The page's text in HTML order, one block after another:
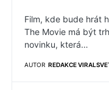
Film, kde bude hrát
The Movie má být
novinku, která…
AUTOR REDAKCE